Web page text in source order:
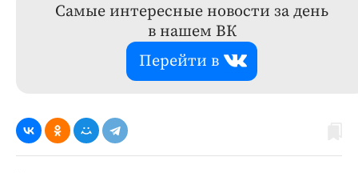
Самые интересные новости за день
в нашем ВК
Перейти в